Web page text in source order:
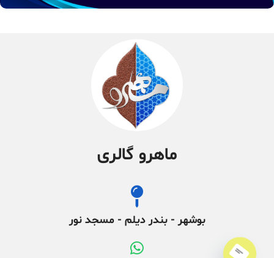
ماهرو گالری
بوشهر - بندر دیلم - مسجد نور